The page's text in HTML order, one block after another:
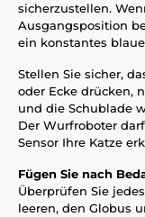
sicherzustellen.
Ausgangsposition
ein konstantes
Stellen Sie sicher,
oder Ecke drücken,
und die Schublade
Der Wurfroboter
Sensor Ihre Katze
Fügen Sie nach
Überprüfen Sie
leeren, den Globus